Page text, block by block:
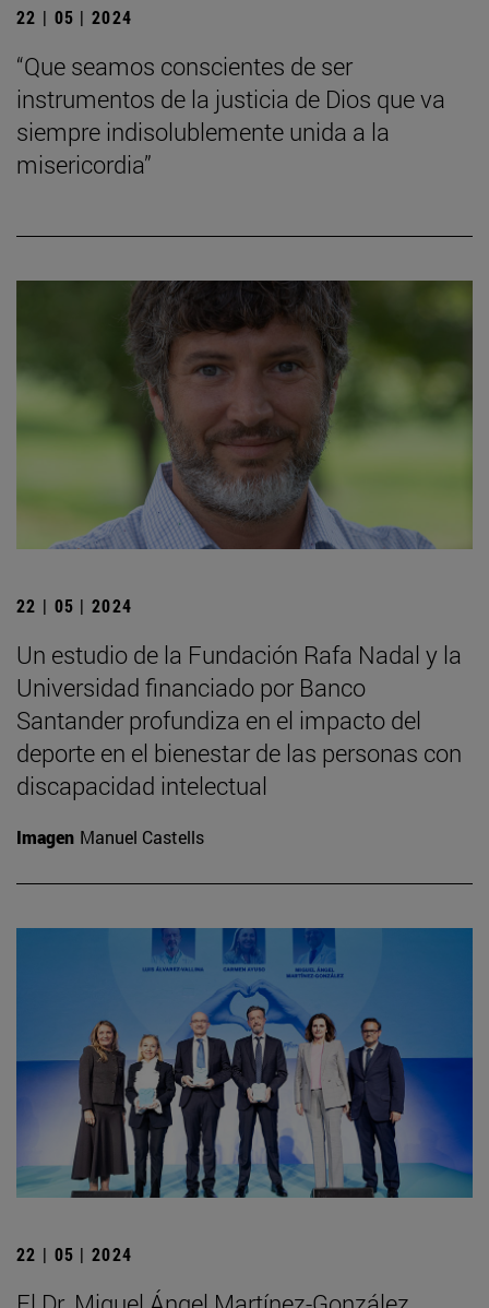
22 | 05 | 2024
“Que seamos conscientes de ser
instrumentos de la justicia de Dios que va
siempre indisolublemente unida a la
misericordia”
22 | 05 | 2024
Un estudio de la Fundación Rafa Nadal y la
Universidad financiado por Banco
Santander profundiza en el impacto del
deporte en el bienestar de las personas con
discapacidad intelectual
Imagen Manuel Castells
22 | 05 | 2024